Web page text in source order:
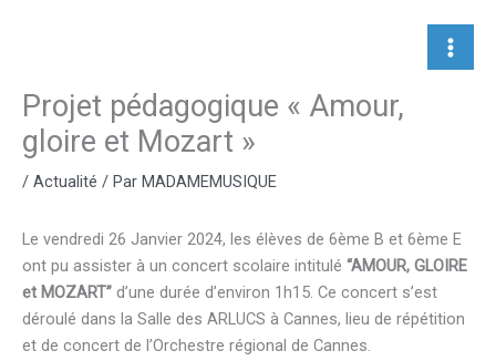
Projet pédagogique « Amour,
gloire et Mozart »
/ Actualité / Par MADAMEMUSIQUE
Le vendredi 26 Janvier 2024, les élèves de 6ème B et 6ème E
ont pu assister à un concert scolaire intitulé “AMOUR, GLOIRE
et MOZART” d’une durée d’environ 1h15. Ce concert s’est
déroulé dans la Salle des ARLUCS à Cannes, lieu de répétition
et de concert de l’Orchestre régional de Cannes.